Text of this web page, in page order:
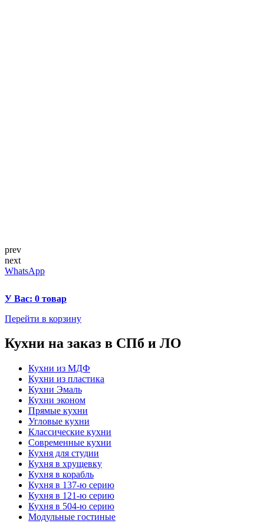
prev
next
WhatsApp
У Вас: 0 товар
Перейти в корзину
Кухни на заказ в СПб и ЛО
Кухни из МДФ
Кухни из пластика
Кухни Эмаль
Кухни эконом
Прямые кухни
Угловые кухни
Классические кухни
Современные кухни
Кухня для студии
Кухня в хрущевку
Кухня в корабль
Кухня в 137-ю серию
Кухня в 121-ю серию
Кухня в 504-ю серию
Модульные гостиные